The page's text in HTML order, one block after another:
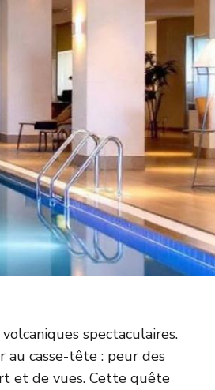
spectaculaires.
casse-tête : peur des
et de vues. Cette quête